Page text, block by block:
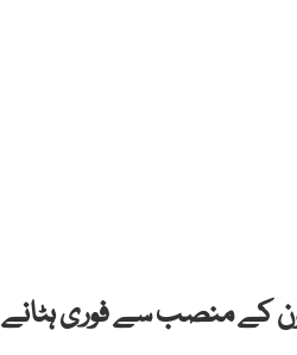
کے منصب سے فوری ہٹانے